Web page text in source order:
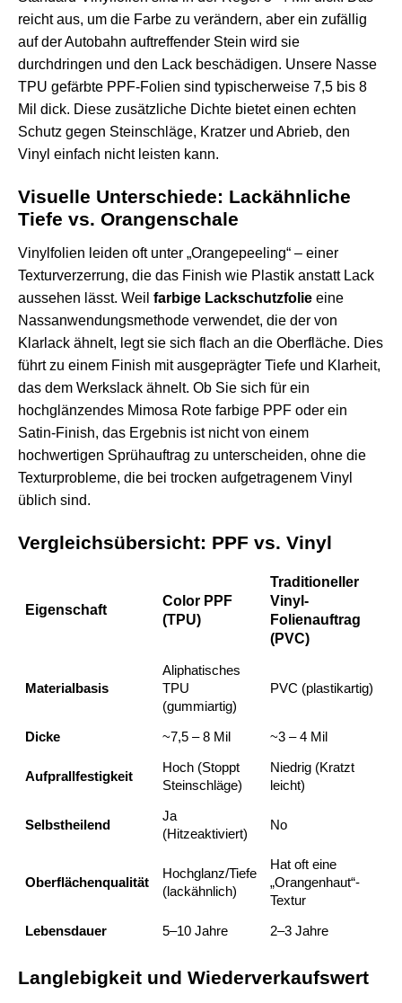
reicht aus, um die Farbe zu verändern, aber ein zufällig
auf der Autobahn auftreffender Stein wird sie
durchdringen und den Lack beschädigen. Unsere Nasse
TPU gefärbte PPF-Folien sind typischerweise 7,5 bis 8
Mil dick. Diese zusätzliche Dichte bietet einen echten
Schutz gegen Steinschläge, Kratzer und Abrieb, den
Vinyl einfach nicht leisten kann.
Visuelle Unterschiede: Lackähnliche
Tiefe vs. Orangenschale
Vinylfolien leiden oft unter „Orangepeeling“ – einer
Texturverzerrung, die das Finish wie Plastik anstatt Lack
aussehen lässt. Weil farbige Lackschutzfolie eine
Nassanwendungsmethode verwendet, die der von
Klarlack ähnelt, legt sie sich flach an die Oberfläche. Dies
führt zu einem Finish mit ausgeprägter Tiefe und Klarheit,
das dem Werkslack ähnelt. Ob Sie sich für ein
hochglänzendes Mimosa Rote farbige PPF oder ein
Satin-Finish, das Ergebnis ist nicht von einem
hochwertigen Sprühauftrag zu unterscheiden, ohne die
Texturprobleme, die bei trocken aufgetragenem Vinyl
üblich sind.
Vergleichsübersicht: PPF vs. Vinyl
Eigenschaft
Color PPF
(TPU)
Traditioneller
Vinyl-
Folienauftrag
(PVC)
Materialbasis
Aliphatisches
TPU
(gummiartig)
PVC (plastikartig)
Dicke ~7,5 – 8 Mil ~3 – 4 Mil
Aufprallfestigkeit
Hoch (Stoppt
Steinschläge)
Niedrig (Kratzt
leicht)
Selbstheilend
Ja
(Hitzeaktiviert)
No
Oberflächenqualität
Hochglanz/Tiefe
(lackähnlich)
Hat oft eine
„Orangenhaut“-
Textur
Lebensdauer
5–10 Jahre 2–3 Jahre
Langlebigkeit und Wiederverkaufswert